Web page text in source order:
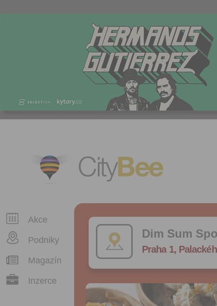
CityBee
Akce
Podniky
Magazín
Inzerce
Dim Sum
Praha 1,